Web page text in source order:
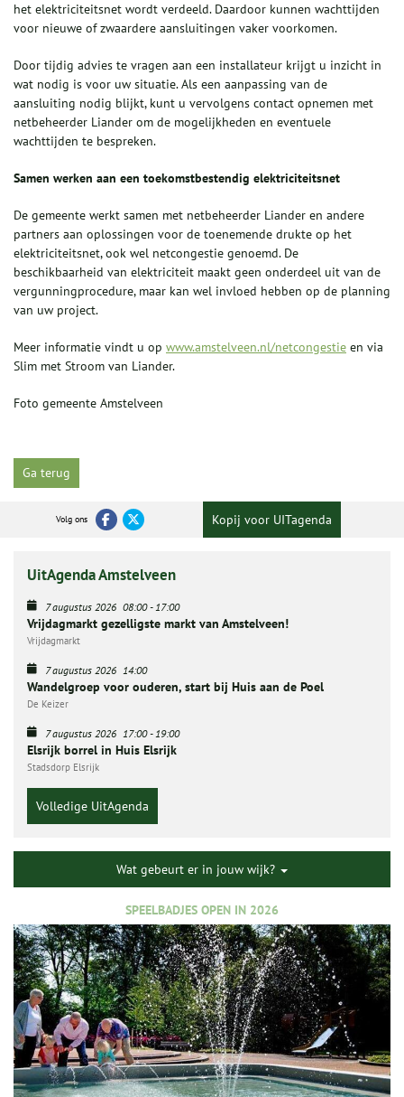
het elektriciteitsnet wordt verdeeld. Daardoor kunnen wachttijden
voor nieuwe of zwaardere aansluitingen vaker voorkomen.
Door tijdig advies te vragen aan een installateur krijgt u inzicht in
wat nodig is voor uw situatie. Als een aanpassing van de
aansluiting nodig blijkt, kunt u vervolgens contact opnemen met
netbeheerder Liander om de mogelijkheden en eventuele
wachttijden te bespreken.
Samen werken aan een toekomstbestendig elektriciteitsnet
De gemeente werkt samen met netbeheerder Liander en andere
partners aan oplossingen voor de toenemende drukte op het
elektriciteitsnet, ook wel netcongestie genoemd. De
beschikbaarheid van elektriciteit maakt geen onderdeel uit van de
vergunningprocedure, maar kan wel invloed hebben op de planning
van uw project.
Meer informatie vindt u op www.amstelveen.nl/netcongestie en via
Slim met Stroom van Liander.
Foto gemeente Amstelveen
Ga terug
Volg ons Kopij voor UITagenda
UitAgenda Amstelveen
7 augustus 2026 08:00-17:00
Vrijdagmarkt gezelligste markt van Amstelveen!
Vrijdagmarkt
7 augustus 2026 14:00
Wandelgroep voor ouderen, start bij Huis aan de Poel
De Keizer
7 augustus 2026 17:00-19:00
Elsrijk borrel in Huis Elsrijk
Stadsdorp Elsrijk
Volledige UitAgenda
Wat gebeurt er in jouw wijk?
SPEELBADJES OPEN IN 2026